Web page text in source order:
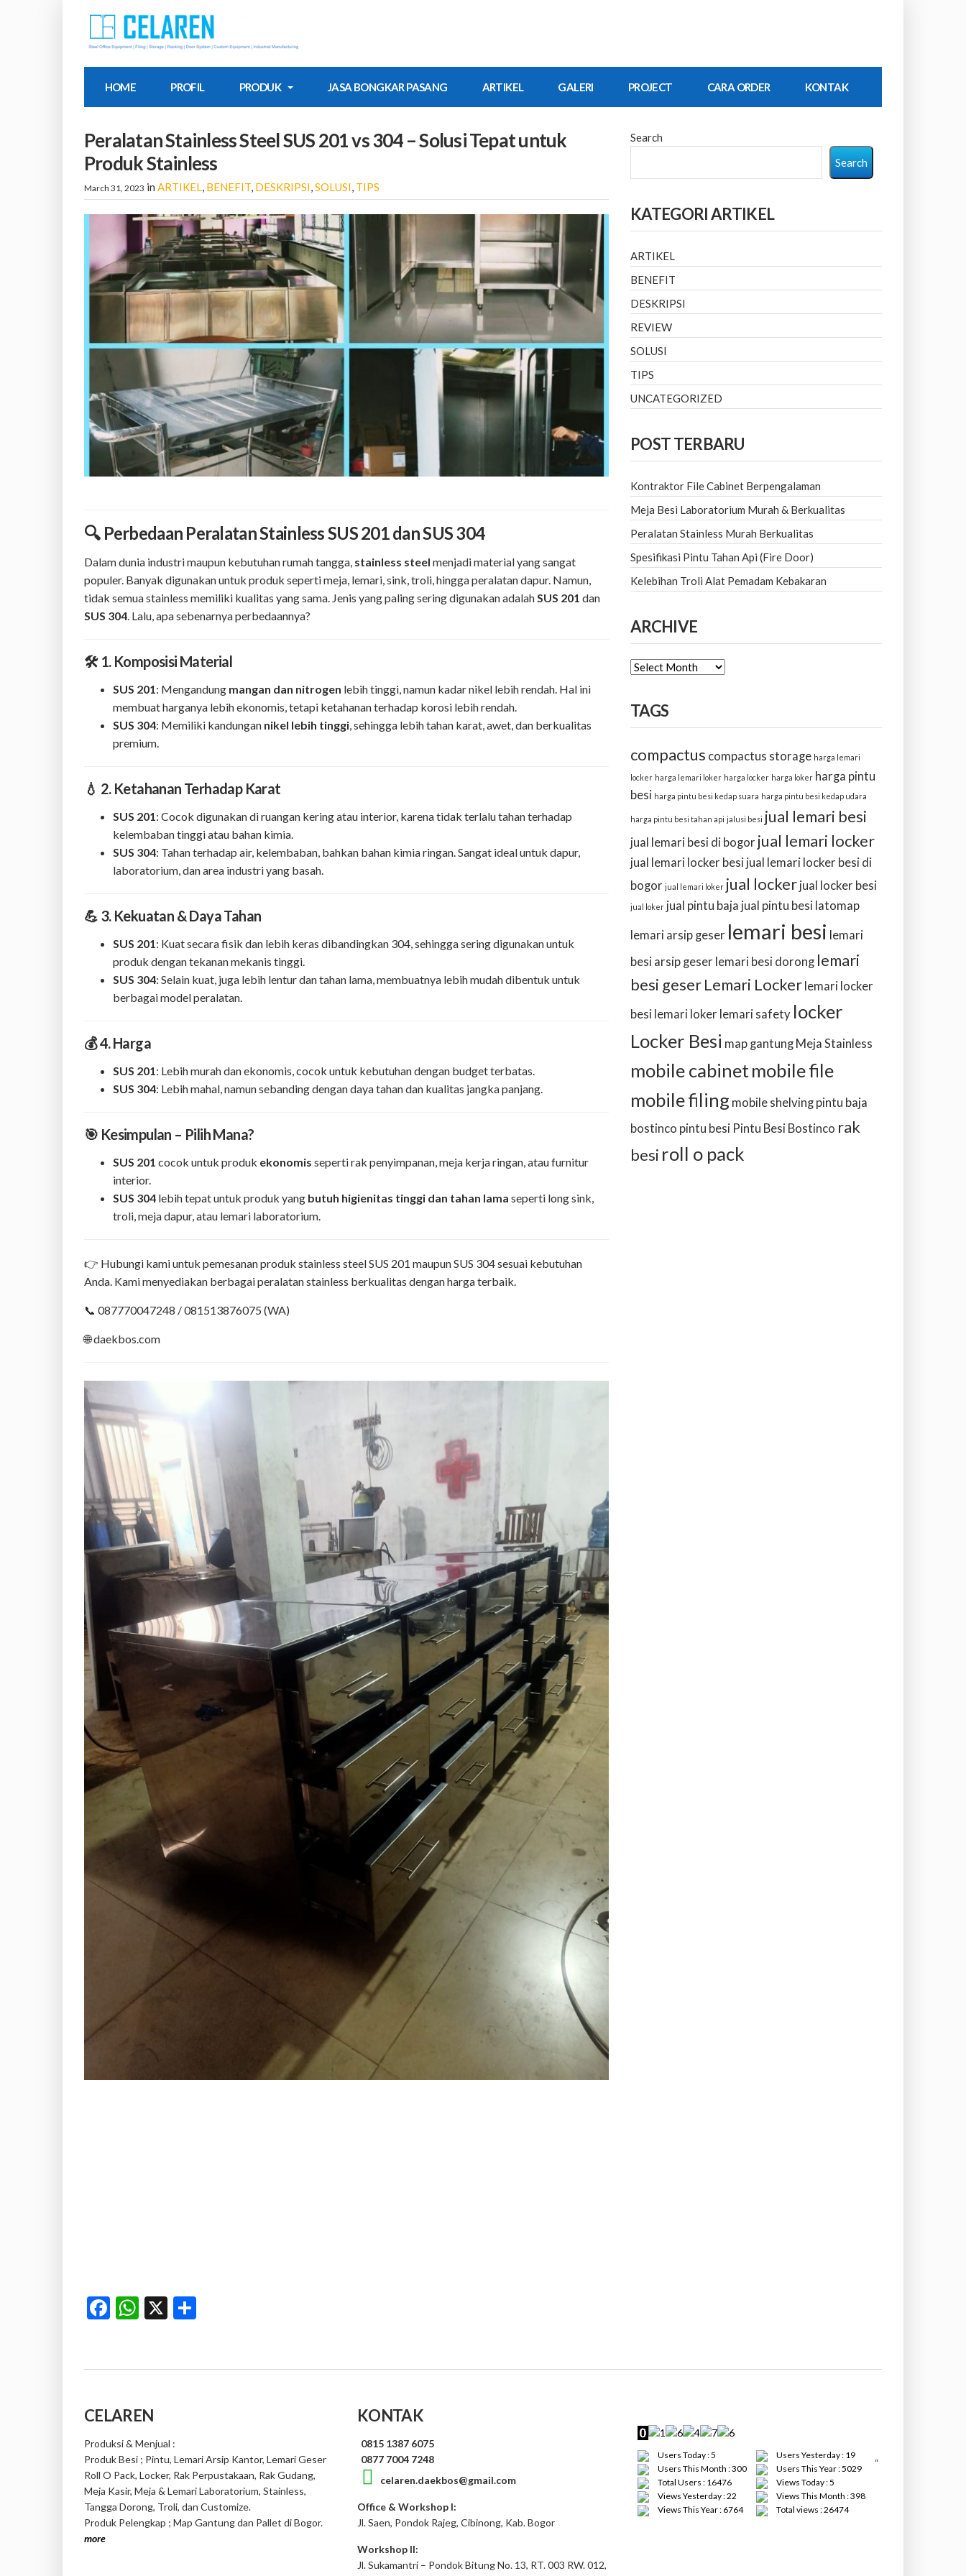
HOME PROFIL PRODUK JASA BONGKAR PASANG ARTIKEL GALERI PROJECT CARA ORDER KONTAK
Peralatan Stainless Steel SUS 201 vs 304 – Solusi Tepat untuk
Produk Stainless
March 31, 2023 in ARTIKEL, BENEFIT, DESKRIPSI,SOLUSI, TIPS
🔍 Perbedaan Peralatan Stainless SUS 201 dan SUS 304
Dalam dunia industri maupun kebutuhan rumah tangga, stainless steel menjadi material yang sangat
populer. Banyak digunakan untuk produk seperti meja, lemari, sink, troli, hingga peralatan dapur. Namun,
tidak semua stainless memiliki kualitas yang sama. Jenis yang paling sering digunakan adalahSUS 201 dan
SUS 304. Lalu, apa sebenarnya perbedaannya?
🛠️ 1. Komposisi Material
SUS 201: Mengandung mangan dan nitrogen lebih tinggi, namun kadar nikel lebih rendah. Hal ini
membuat harganya lebih ekonomis, tetapi ketahanan terhadap korosi lebih rendah.
SUS 304: Memiliki kandungan nikel lebih tinggi, sehingga lebih tahan karat, awet, dan berkualitas
premium.
💧 2. Ketahanan Terhadap Karat
SUS 201: Cocok digunakan di ruangan kering atau interior, karena tidak terlalu tahan terhadap
kelembaban tinggi atau bahan kimia.
SUS 304: Tahan terhadap air, kelembaban, bahkan bahan kimia ringan. Sangat ideal untuk dapur,
laboratorium, dan area industri yang basah.
💪 3. Kekuatan & Daya Tahan
SUS 201: Kuat secara fisik dan lebih keras dibandingkan 304, sehingga sering digunakan untuk
produk dengan tekanan mekanis tinggi.
SUS 304: Selain kuat, juga lebih lentur dan tahan lama, membuatnya lebih mudah dibentuk untuk
berbagai model peralatan.
💰 4. Harga
SUS 201: Lebih murah dan ekonomis, cocok untuk kebutuhan dengan budget terbatas.
SUS 304: Lebih mahal, namun sebanding dengan daya tahan dan kualitas jangka panjang.
🎯 Kesimpulan – Pilih Mana?
SUS 201 cocok untuk produk ekonomis seperti rak penyimpanan, meja kerja ringan, atau furnitur
interior.
SUS 304 lebih tepat untuk produk yang butuh higienitas tinggi dan tahan lama seperti long sink,
troli, meja dapur, atau lemari laboratorium.
👉 Hubungi kami untuk pemesanan produk stainless steel SUS 201 maupun SUS 304 sesuai kebutuhan
Anda. Kami menyediakan berbagai peralatan stainless berkualitas dengan harga terbaik.
📞 087770047248 / 081513876075 (WA)
🌐 daekbos.com
Facebook
WhatsApp
X
Search
Search
KATEGORI ARTIKEL
ARTIKEL
BENEFIT
DESKRIPSI
REVIEW
SOLUSI
TIPS
UNCATEGORIZED
POST TERBARU
Kontraktor File Cabinet Berpengalaman
Meja Besi Laboratorium Murah & Berkualitas
Peralatan Stainless Murah Berkualitas
Spesifikasi Pintu Tahan Api (Fire Door)
Kelebihan Troli Alat Pemadam Kebakaran
ARCHIVE
ARCHIVE
TAGS
compactus compactus storage harga lemari
locker harga lemari loker harga locker harga loker harga pintu
besi harga pintu besi kedap suara harga pintu besi kedap udara
harga pintu besi tahan api jalusi besi jual lemari besi
jual lemari besi di bogor jual lemari locker
jual lemari locker besi jual lemari locker besi di
bogor jual lemari loker jual lockerjual locker besi
jual loker jual pintu baja jual pintu besi latomap
lemari arsip geser lemari besi lemari
besi arsip geser lemari besi dorong lemari
besi geserLemari Lockerlemari locker
besi lemari loker lemari safety locker
Locker Besi map gantungMeja Stainless
mobile cabinetmobile file
mobile filing mobile shelvingpintu baja
bostinco pintu besi Pintu Besi Bostinco rak
besi roll o pack
CELAREN
Produksi & Menjual :
Produk Besi ; Pintu, Lemari Arsip Kantor, Lemari Geser
Roll O Pack, Locker, Rak Perpustakaan, Rak Gudang,
Meja Kasir, Meja & Lemari Laboratorium, Stainless,
Tangga Dorong, Troli, dan Customize.
Produk Pelengkap ; Map Gantung dan Pallet di Bogor.
more
KONTAK
0815 1387 6075
0877 7004 7248
celaren.daekbos@gmail.com
Office & Workshop I:
Jl. Saen, Pondok Rajeg, Cibinong, Kab. Bogor
Workshop II:
Jl. Sukamantri – Pondok Bitung No. 13, RT. 003 RW. 012,
Users Today : 5
Users Yesterday : 19
Users This Month : 300
Users This Year : 5029
Total Users : 16476
Views Today : 5
Views Yesterday : 22
Views This Month : 398
Views This Year : 6764
Total views : 26474
“